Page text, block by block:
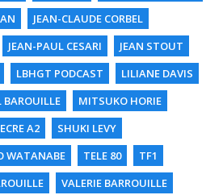
JEAN-CLAUDE CORBEL
JEAN-PAUL CESARI
JEAN STOUT
LBHGT PODCAST
LILIANE DAVIS
BAROUILLE
MITSUKO HORIE
A2
SHUKI LEVY
WATANABE TELE 80
TF1
VALERIE BARROUILLE